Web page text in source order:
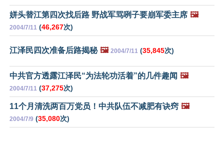
姘头替江第四次找后路 野战军骂咧子要崩军委主席 🖼️
2004/7/11 (46,267次)
江泽民四次准备后路揭秘 🖼️ 2004/7/11 (35,845次)
中共官方透露江泽民“为法轮功活着”的几件趣闻 🖼️
2004/7/11 (37,275次)
11个月清洗两百万党员！中共队伍不减肥有诀窍 🖼️
2004/7/9 (35,080次)